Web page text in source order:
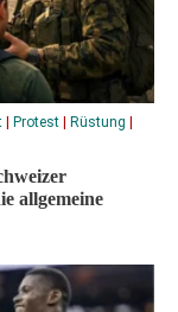
Protest Rüstung
allgemeine